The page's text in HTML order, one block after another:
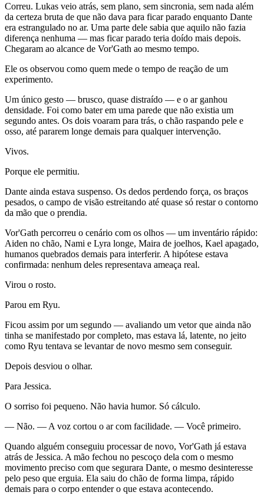
Correu. Lukas veio atrás, sem plano, sem sincronia, sem nada além
da certeza bruta de que não dava para ficar parado enquanto Dante
era estrangulado no ar. Uma parte dele sabia que aquilo não fazia
diferença nenhuma — mas ficar parado teria doído mais depois.
Chegaram ao alcance de Vor'Gath ao mesmo tempo.
Ele os observou como quem mede o tempo de reação de um
experimento.
Um único gesto — brusco, quase distraído — e o ar ganhou
densidade. Foi como bater em uma parede que não existia um
segundo antes. Os dois voaram para trás, o chão raspando pele e
osso, até pararem longe demais para qualquer intervenção.
Vivos.
Porque ele permitiu.
Dante ainda estava suspenso. Os dedos perdendo força, os braços
pesados, o campo de visão estreitando até quase só restar o contorno
da mão que o prendia.
Vor'Gath percorreu o cenário com os olhos — um inventário rápido:
Aiden no chão, Nami e Lyra longe, Maira de joelhos, Kael apagado,
humanos quebrados demais para interferir. A hipótese estava
confirmada: nenhum deles representava ameaça real.
Virou o rosto.
Parou em Ryu.
Ficou assim por um segundo — avaliando um vetor que ainda não
tinha se manifestado por completo, mas estava lá, latente, no jeito
como Ryu tentava se levantar de novo mesmo sem conseguir.
Depois desviou o olhar.
Para Jessica.
O sorriso foi pequeno. Não havia humor. Só cálculo.
— Não. — A voz cortou o ar com facilidade. — Você primeiro.
Quando alguém conseguiu processar de novo, Vor'Gath já estava
atrás de Jessica. A mão fechou no pescoço dela com o mesmo
movimento preciso com que segurara Dante, o mesmo desinteresse
pelo peso que erguia. Ela saiu do chão de forma limpa, rápido
demais para o corpo entender o que estava acontecendo.